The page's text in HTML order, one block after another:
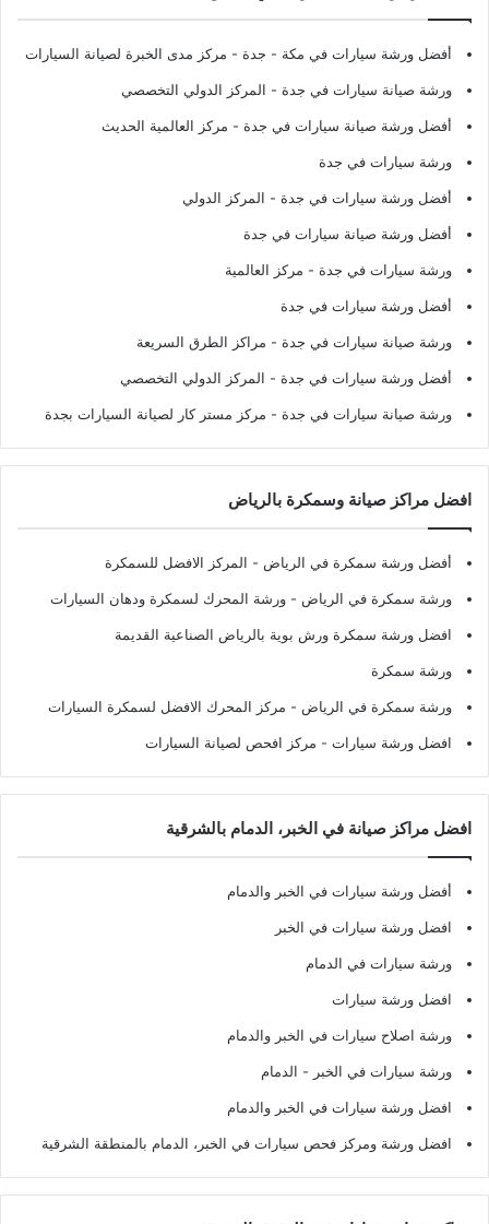
أفضل ورشة سيارات في مكة - جدة - مركز مدى الخبرة لصيانة السيارات
ورشة صيانة سيارات في جدة - المركز الدولي التخصصي
أفضل ورشة صيانة سيارات في جدة - مركز العالمية الحديث
ورشة سيارات في جدة
أفضل ورشة سيارات في جدة - المركز الدولي
أفضل ورشة صيانة سيارات في جدة
ورشة سيارات في جدة - مركز العالمية
أفضل ورشة سيارات في جدة
ورشة صيانة سيارات في جدة - مراكز الطرق السريعة
أفضل ورشة سيارات في جدة - المركز الدولي التخصصي
ورشة صيانة سيارات في جدة - مركز مستر كار لصيانة السيارات بجدة
افضل مراكز صيانة وسمكرة بالرياض
أفضل ورشة سمكرة في الرياض - المركز الافضل للسمكرة
ورشة سمكرة في الرياض - ورشة المحرك لسمكرة ودهان السيارات
افضل ورشة سمكرة ورش بوية بالرياض الصناعية القديمة
ورشة سمكرة
ورشة سمكرة في الرياض - مركز المحرك الافضل لسمكرة السيارات
افضل ورشة سيارات - مركز افحص لصيانة السيارات
افضل مراكز صيانة في الخبر، الدمام بالشرقية
أفضل ورشة سيارات في الخبر والدمام
افضل ورشة سيارات في الخبر
ورشة سيارات في الدمام
افضل ورشة سيارات
ورشة اصلاح سيارات في الخبر والدمام
ورشة سيارات في الخبر - الدمام
افضل ورشة سيارات في الخبر والدمام
افضل ورشة ومركز فحص سيارات في الخبر، الدمام بالمنطقة الشرقية